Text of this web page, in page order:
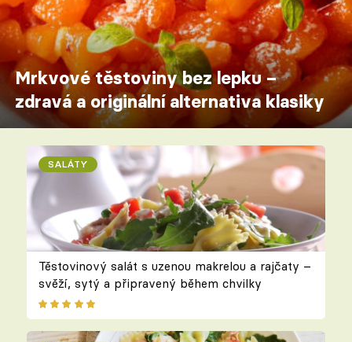
Mrkvové těstoviny bez lepku –
zdravá a originální alternativa klasiky
SALÁTY
Těstovinový salát s uzenou makrelou a rajčaty –
svěží, sytý a připravený během chvilky